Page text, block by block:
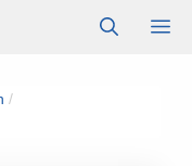
/